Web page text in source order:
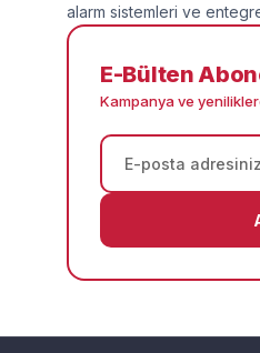
alarm sistemleri ve
E-Bülten
Kampanya ve